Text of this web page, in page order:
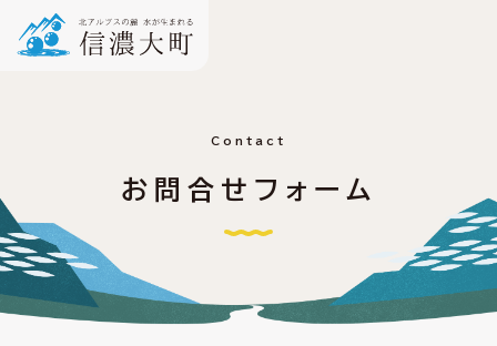
Contact
お問合せフォーム